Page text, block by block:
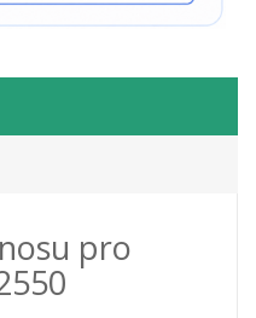
pro